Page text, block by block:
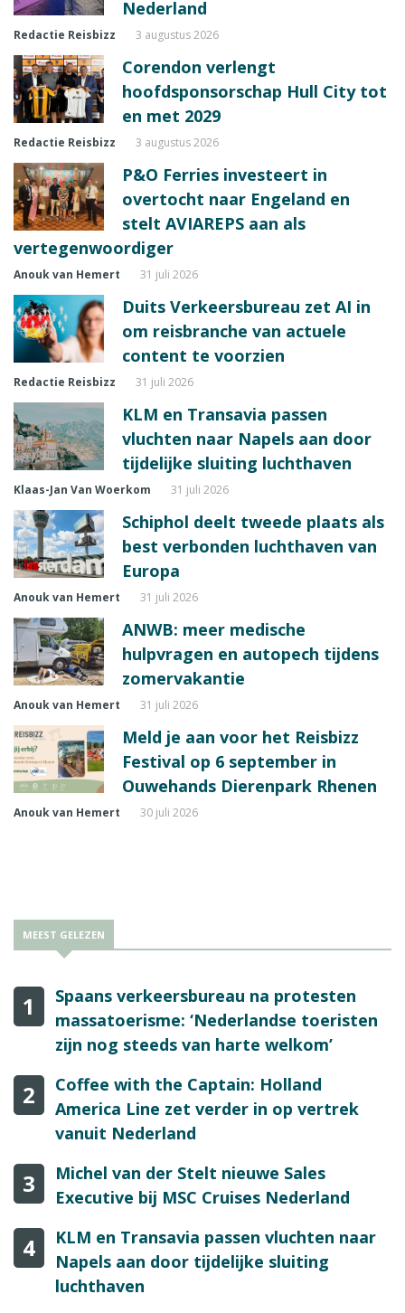
Nederland
Redactie Reisbizz 3 augustus 2026
Corendon verlengt
hoofdsponsorschap Hull City tot
en met 2029
Redactie Reisbizz 3 augustus 2026
P&O Ferries investeert in
overtocht naar Engeland en
stelt AVIAREPS aan als
vertegenwoordiger
Anouk van Hemert 31 juli 2026
Duits Verkeersbureau zet AI in
om reisbranche van actuele
content te voorzien
Redactie Reisbizz 31 juli 2026
KLM en Transavia passen
vluchten naar Napels aan door
tijdelijke sluiting luchthaven
Klaas-Jan Van Woerkom 31 juli 2026
Schiphol deelt tweede plaats als
best verbonden luchthaven van
Europa
Anouk van Hemert 31 juli 2026
ANWB: meer medische
hulpvragen en autopech tijdens
zomervakantie
Anouk van Hemert 31 juli 2026
Meld je aan voor het Reisbizz
Festival op 6 september in
Ouwehands Dierenpark Rhenen
Anouk van Hemert 30 juli 2026
MEEST GELEZEN
1
Spaans verkeersbureau na protesten
massatoerisme: ‘Nederlandse toeristen
zijn nog steeds van harte welkom’
2
Coffee with the Captain: Holland
America Line zet verder in op vertrek
vanuit Nederland
3
Michel van der Stelt nieuwe Sales
Executive bij MSC Cruises Nederland
4
KLM en Transavia passen vluchten naar
Napels aan door tijdelijke sluiting
luchthaven